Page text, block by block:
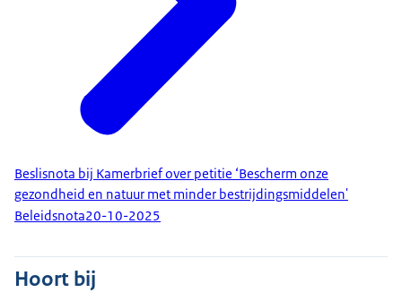
Beslisnota bij Kamerbrief over petitie ‘Bescherm onze
gezondheid en natuur met minder bestrijdingsmiddelen'
Beleidsnota20-10-2025
Hoort bij